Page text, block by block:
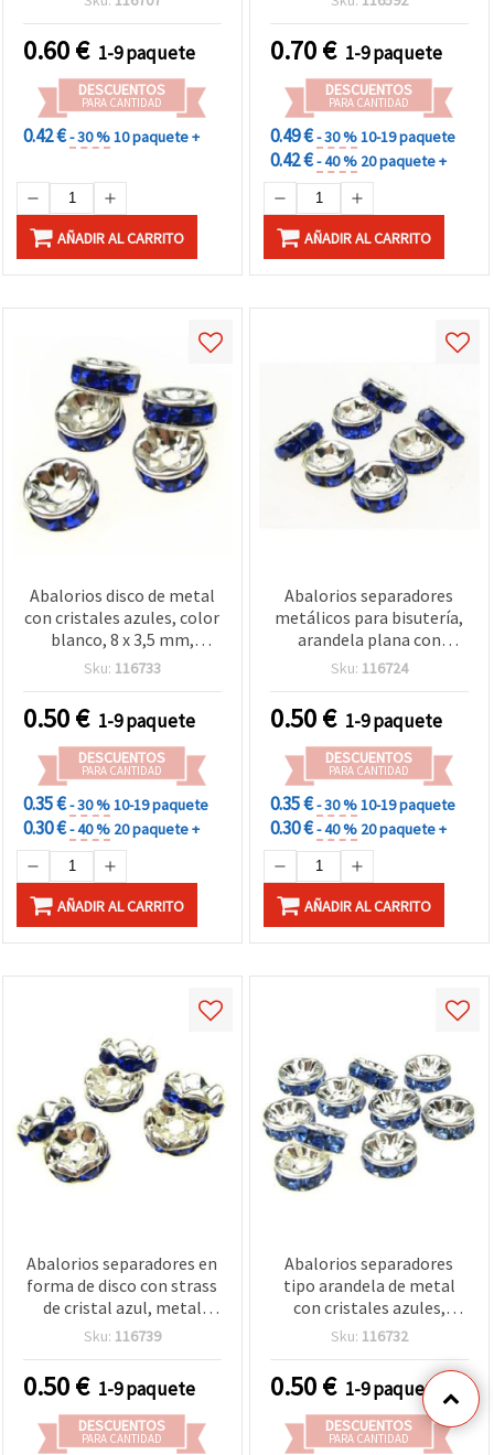
0.60€ 1-9 paquete
DESCUENTOS
PARA CANTIDAD
0.42 €- 30 %10 paquete +
AÑADIR AL CARRITO
0.70€ 1-9 paquete
DESCUENTOS
PARA CANTIDAD
0.49 €- 30 %10-19 paquete
0.42 €- 40 % 20 paquete +
AÑADIR AL CARRITO
Abalorios disco de metal
con cristales azules, color
blanco, 8 x 3,5 mm,
agujero 1,5 mm,
bisutería y manualidades,
pack de 10 uds
Sku: 116733
0.50€ 1-9 paquete
DESCUENTOS
PARA CANTIDAD
0.35 €- 30 %10-19 paquete
0.30 €- 40 % 20 paquete +
AÑADIR AL CARRITO
Abalorios separadores
metálicos para bisutería,
arandela plana con
cristales azul oscuro,
agujero: 1 mm (Calidad A)
- 10 piezas
Sku: 116724
0.50€ 1-9 paquete
DESCUENTOS
PARA CANTIDAD
0.35 €- 30 %10-19 paquete
0.30 €- 40 % 20 paquete +
AÑADIR AL CARRITO
Abalorios separadores en
forma de disco con strass
de cristal azul, metal
color plata, diseño
agujero 1,5 mm, calidad A
– 10 uds
Sku: 116739
0.50€ 1-9 paquete
DESCUENTOS
PARA CANTIDAD
Abalorios separadores
tipo arandela de metal
con cristales azules,
Calidad A, color blanco,
mm, agujero: 1,5 mm – 10
uds
Sku: 116732
0.50€ 1-9 paquete
DESCUENTOS
PARA CANTIDAD